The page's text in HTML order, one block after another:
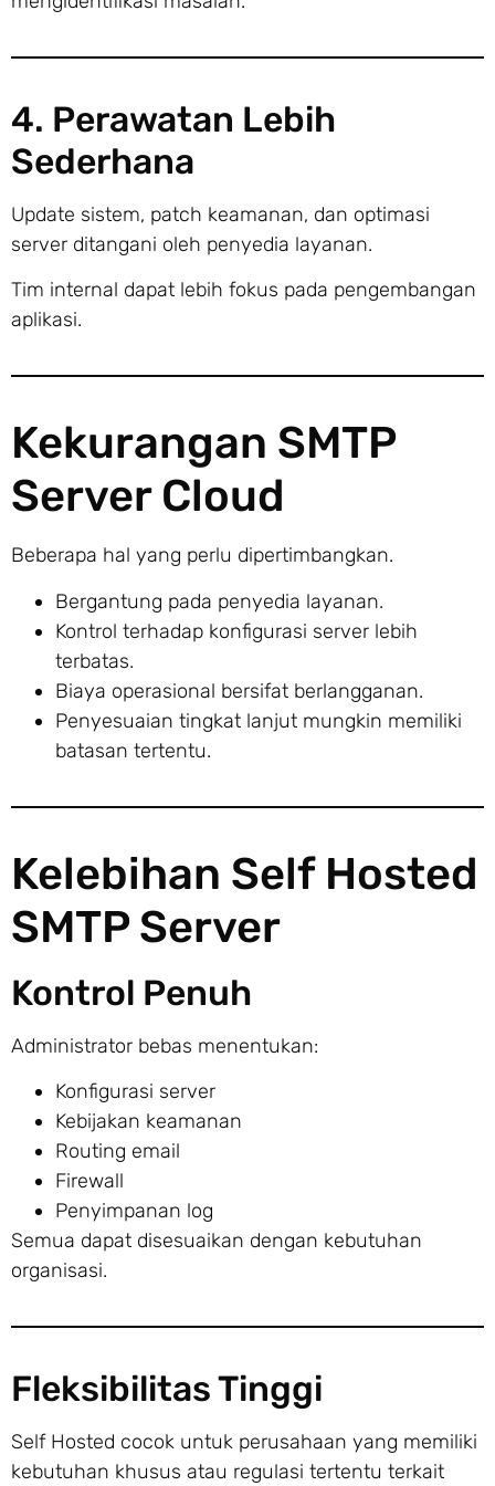
4. Perawatan Lebih
Sederhana
Update sistem, patch keamanan, dan optimasi
server ditangani oleh penyedia layanan.
Tim internal dapat lebih fokus pada pengembangan
aplikasi.
Kekurangan SMTP
Server Cloud
Beberapa hal yang perlu dipertimbangkan.
Bergantung pada penyedia layanan.
Kontrol terhadap konfigurasi server lebih
terbatas.
Biaya operasional bersifat berlangganan.
Penyesuaian tingkat lanjut mungkin memiliki
batasan tertentu.
Kelebihan Self Hosted
SMTP Server
Kontrol Penuh
Administrator bebas menentukan:
Konfigurasi server
Kebijakan keamanan
Routing email
Firewall
Penyimpanan log
Semua dapat disesuaikan dengan kebutuhan
organisasi.
Fleksibilitas Tinggi
Self Hosted cocok untuk perusahaan yang memiliki
kebutuhan khusus atau regulasi tertentu terkait